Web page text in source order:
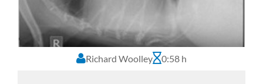
Richard Woolley 0:58 h